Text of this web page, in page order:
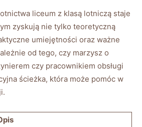
liceum z klasą lotniczą staje
zyskują nie tylko teoretyczną
umiejętności oraz ważne
od tego, czy marzysz o
czy pracownikiem obsługi
ścieżka, która może pomóc w